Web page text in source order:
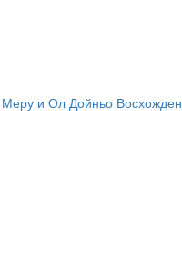
Меру и Ол Дойньо